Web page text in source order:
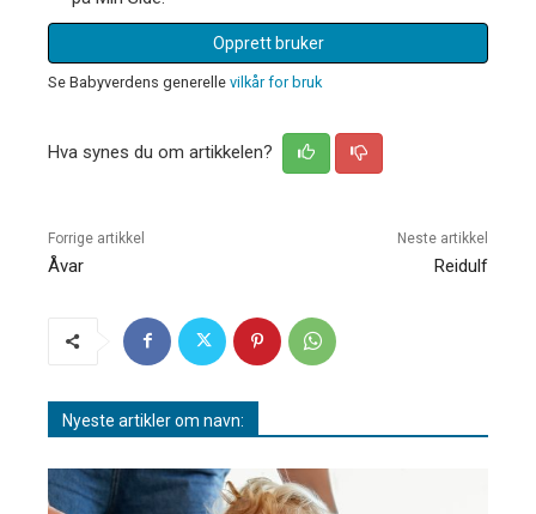
Opprett bruker
Se Babyverdens generelle vilkår for bruk
Hva synes du om artikkelen?
Forrige artikkel
Åvar
Neste artikkel
Reidulf
Nyeste artikler om navn: